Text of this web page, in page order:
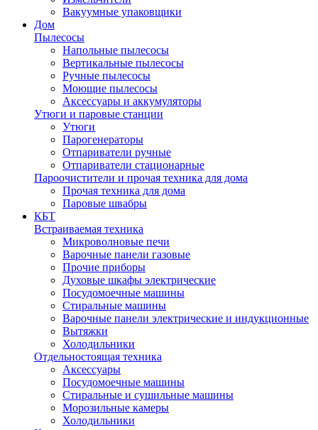
Вакуумные упаковщики
Дом
Пылесосы
Напольные пылесосы
Вертикальные пылесосы
Ручные пылесосы
Моющие пылесосы
Аксессуары и аккумуляторы
Утюги и паровые станции
Утюги
Парогенераторы
Отпариватели ручные
Отпариватели стационарные
Пароочистители и прочая техника для дома
Прочая техника для дома
Паровые швабры
КБТ
Встраиваемая техника
Микроволновые печи
Варочные панели газовые
Прочие приборы
Духовые шкафы электрические
Посудомоечные машины
Стиральные машины
Варочные панели электрические и индукционные
Вытяжки
Холодильники
Отдельностоящая техника
Аксессуары
Посудомоечные машины
Стиральные и сушильные машины
Морозильные камеры
Холодильники